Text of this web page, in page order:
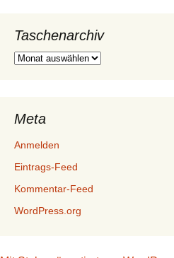
Taschenarchiv
Taschenarchiv
Meta
Anmelden
Eintrags-Feed
Kommentar-Feed
WordPress.org